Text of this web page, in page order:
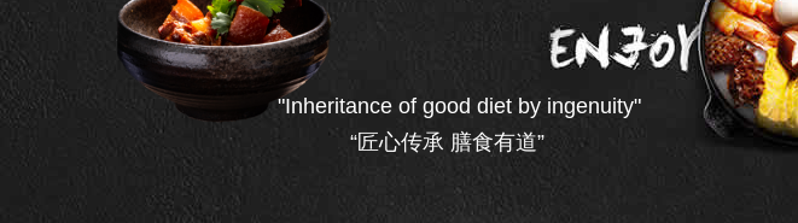
"Inheritance of good diet by ingenuity"
“匠心传承 膳食有道”